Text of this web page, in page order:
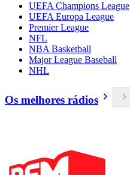
UEFA Champions League
UEFA Europa League
Premier League
NFL
NBA Basketball
Major League Baseball
NHL
Os melhores rádios